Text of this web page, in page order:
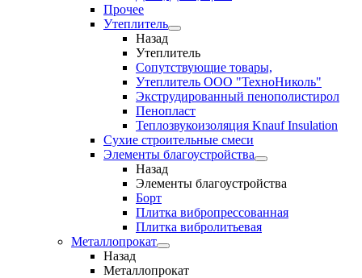
Прочее
Утеплитель
Назад
Утеплитель
Сопутствующие товары,
Утеплитель ООО "ТехноНиколь"
Экструдированный пенополистирол
Пенопласт
Теплозвукоизоляция Knauf Insulation
Сухие строительные смеси
Элементы благоустройства
Назад
Элементы благоустройства
Борт
Плитка вибропрессованная
Плитка вибролитьевая
Металлопрокат
Назад
Металлопрокат